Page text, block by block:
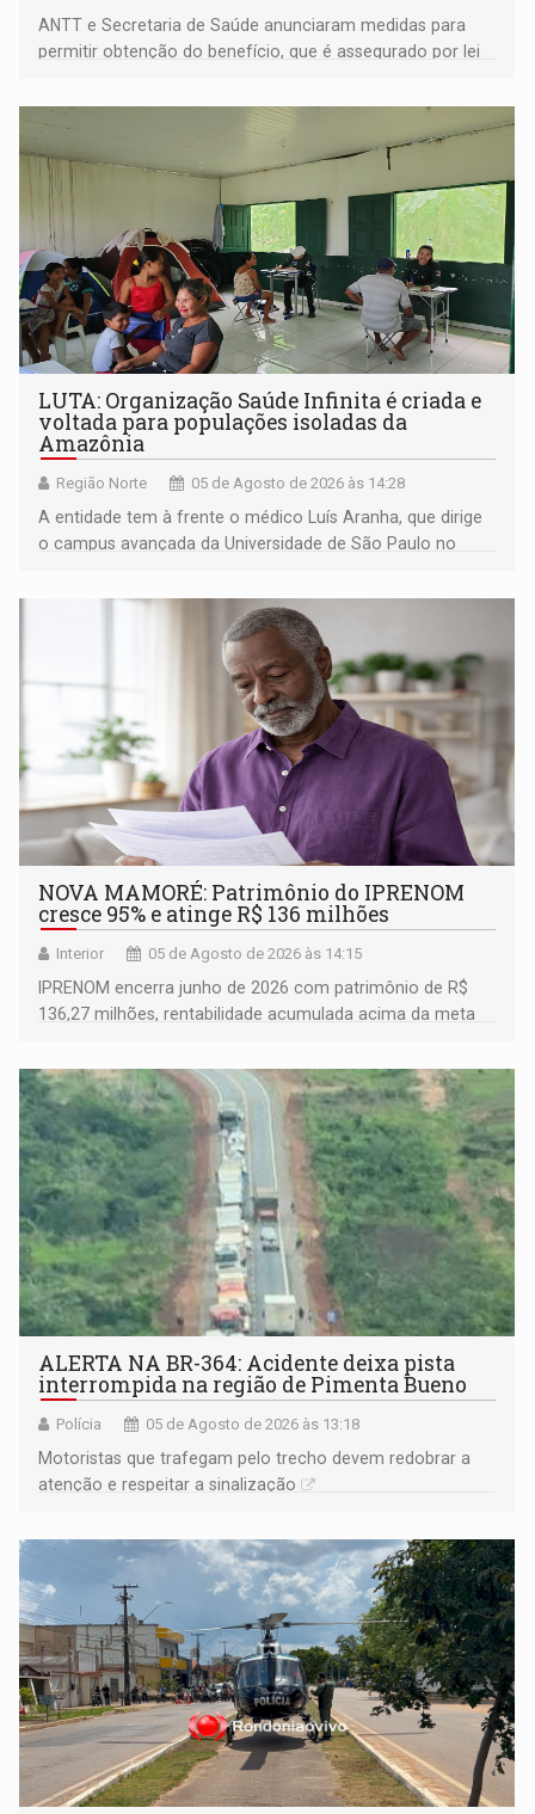
ANTT e Secretaria de Saúde anunciaram medidas para
permitir obtenção do benefício, que é assegurado por lei
LUTA: Organização Saúde Infinita é criada e
voltada para populações isoladas da
Amazônia
Região Norte 05 de Agosto de 2026 às 14:28
A entidade tem à frente o médico Luís Aranha, que dirige
o campus avançada da Universidade de São Paulo no
NOVA MAMORÉ: Patrimônio do IPRENOM
cresce 95% e atinge R$ 136 milhões
Interior 05 de Agosto de 2026 às 14:15
IPRENOM encerra junho de 2026 com patrimônio de R$
136,27 milhões, rentabilidade acumulada acima da meta
ALERTA NA BR-364: Acidente deixa pista
interrompida na região de Pimenta Bueno
Polícia 05 de Agosto de 2026 às 13:18
​Motoristas que trafegam pelo trecho devem redobrar a
atenção e respeitar a sinalização